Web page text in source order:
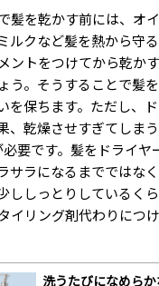
髪を乾かす前には、オ
ルクなど髪を熱から守
ントをつけてから乾か
う。そうすることで髪
を保ちます。ただし、
、乾燥させすぎてしま
要です。髪をドライヤ
サラになるまでではな
ししっとりしているくら
イリング剤代わりにつ
洗うたびになめら